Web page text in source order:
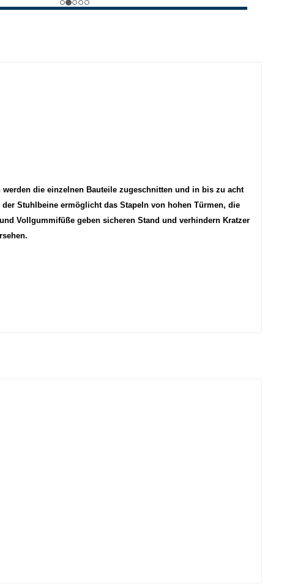
die einzelnen Bauteile zugeschnitten und in bis zu acht
Stuhlbeine ermöglicht das Stapeln von hohen Türmen, die
Vollgummifüße geben sicheren Stand und verhindern Kratzer